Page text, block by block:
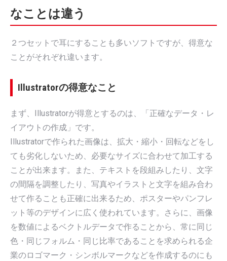
なことは違う
２つセットで耳にすることも多いソフトですが、得意な
ことがそれぞれ違います。
Illustratorの得意なこと
まず、Illustratorが得意とするのは、「正確なデータ・レ
イアウトの作成」です。
Illustratorで作られた画像は、拡大・縮小・回転などをし
ても劣化しないため、必要なサイズに合わせて加工する
ことが出来ます。また、テキストを段組みしたり、文字
の間隔を調整したり、写真やイラストと文字を組み合わ
せて作ることも正確に出来るため、ポスターやパンフレ
ット等のデザインに広く使われています。さらに、画像
を数値によるベクトルデータで作ることから、常に同じ
色・同じフォルム・同じ比率であることを求められる企
業のロゴマーク・シンボルマークなどを作成するのにも